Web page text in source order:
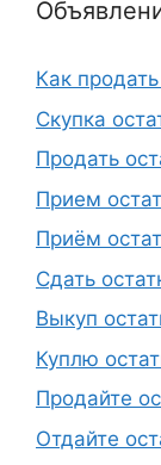
Как
Скупка
Продать
Прием
Приём
Сдать
Выкуп
Куплю
Продайте
Отдайте